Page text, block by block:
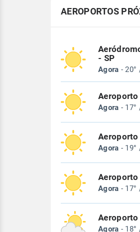
AEROPORTOS
- SP
Agora -
Aeroporto
Agora -
Aeroporto
Agora -
Aeroporto
Agora -
Aeroporto
Agora -